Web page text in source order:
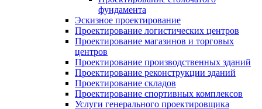
фундамента
Эскизное проектирование
Проектирование логистических центров
Проектирование магазинов и торговых
центров
Проектирование производственных зданий
Проектирование реконструкции зданий
Проектирование складов
Проектирование спортивных комплексов
Услуги генерального проектировщика